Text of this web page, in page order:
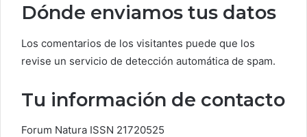
Dónde enviamos tus datos
Los comentarios de los visitantes puede que los
revise un servicio de detección automática de spam.
Tu información de contacto
Forum Natura ISSN 21720525